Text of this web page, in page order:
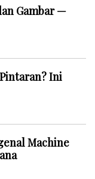
Gambar —
Ini
Machine